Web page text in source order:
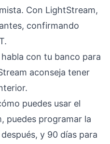
Con LightStream,
confirmando
con tu banco para
aconseja tener
puedes usar el
puedes programar la
y 90 días para